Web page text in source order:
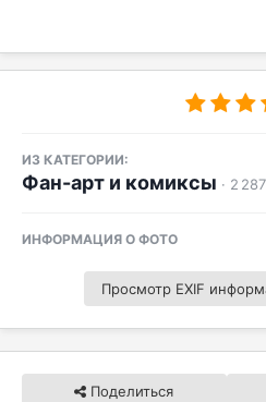
ИЗ КАТЕГОРИИ:
Фан-арт и комиксы · 2
ИНФОРМАЦИЯ О ФОТО
Просмотр EXIF
Поделиться